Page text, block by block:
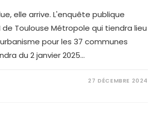
elle arrive. L'enquête publique
de Toulouse Métropole qui tiendra lieu
pour les 37 communes
du 2 janvier 2025…
27 DÉCEMBRE 2024